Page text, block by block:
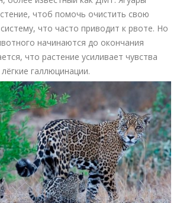
чтоб помочь очистить свою
что часто приводит к рвоте. Но
начинаются до окончания
что растение усиливает чувства
галлюцинации.